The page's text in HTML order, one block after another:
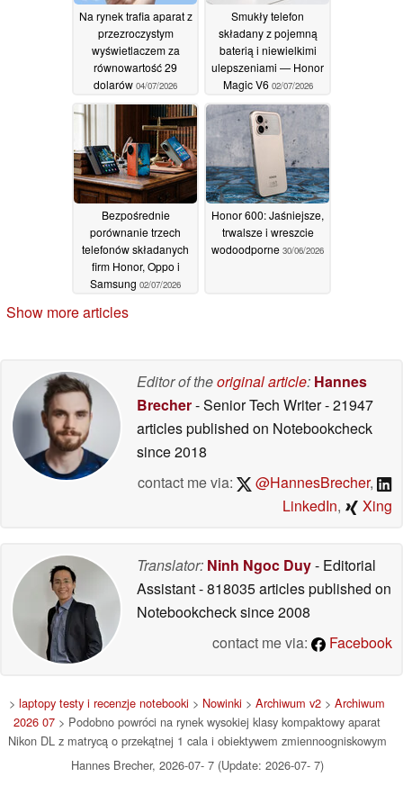
Na rynek trafia aparat z
przezroczystym
wyświetlaczem za
równowartość 29
dolarów 04/07/2026
Smukły telefon
składany z pojemną
baterią i niewielkimi
ulepszeniami — Honor
Magic V6 02/07/2026
Bezpośrednie
porównanie trzech
telefonów składanych
firm Honor, Oppo i
Samsung 02/07/2026
Honor 600: Jaśniejsze,
trwalsze i wreszcie
wodoodporne 30/06/2026
Show more articles
Editor of theoriginal article: Hannes
Brecher- Senior Tech Writer- 21947
articles published on Notebookcheck
since 2018
contact me via:
@HannesBrecher,
LinkedIn, Xing
Translator: Ninh Ngoc Duy- Editorial
Assistant- 818035 articles published on
Notebookchecksince 2008
contact me via:
Facebook
> laptopy testy i recenzje notebooki > Nowinki > Archiwum v2 > Archiwum
2026 07 > Podobno powróci na rynek wysokiej klasy kompaktowy aparat
Nikon DL z matrycą o przekątnej 1 cala i obiektywem zmiennoogniskowym
Hannes Brecher, 2026-07- 7 (Update: 2026-07- 7)